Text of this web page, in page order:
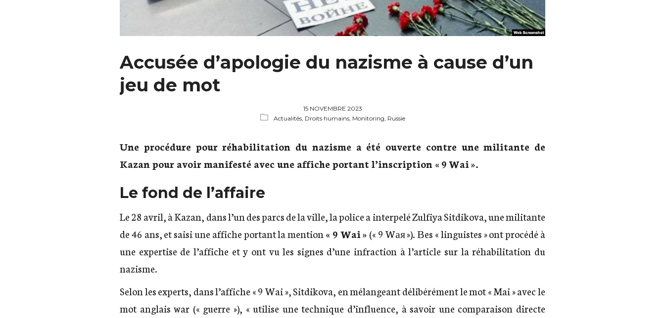
Accusée d’apologie du nazisme à cause d’un
jeu de mot
15 NOVEMBRE 2023
Actualités, Droits humains, Monitoring, Russie
Une procédure pour réhabilitation du nazisme a été ouverte contre une militante de
Kazan pour avoir manifesté avec une affiche portant l’inscription « 9 Wai ».
Le fond de l’affaire
Le 28 avril, à Kazan, dans l’un des parcs de la ville, la police a interpelé Zulfiya Sitdikova, une militante
de 46 ans, et saisi une affiche portant la mention « 9 Wai » (« 9 Wая »). Вes « linguistes » ont procédé à
une expertise de l’affiche et y ont vu les signes d’une infraction à l’article sur la réhabilitation du
nazisme.
Selon les experts, dans l’affiche « 9 Wai », Sitdikova, en mélangeant délibérément le mot « Mai » avec le
mot anglais war (« guerre »), « utilise une technique d’influence, à savoir une comparaison directe